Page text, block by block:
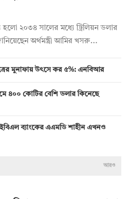
হলো ২০৩৪ সালের মধ্যে ট্রিলিয়ন ডলার
অর্থমন্ত্রী আমির খসরু...
মুনাফায় উৎসে কর ৫%: এনবিআর
৪০০ কোটির বেশি ডলার কিনেছে
ব্যাংকের এএমডি শাহীন এখনও
আরও